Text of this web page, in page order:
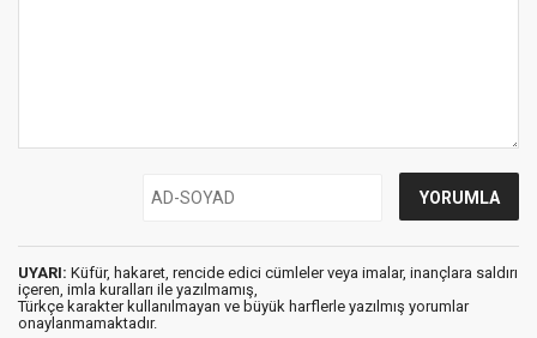
UYARI: Küfür, hakaret, rencide edici cümleler veya imalar, inançlara saldırı
içeren, imla kuralları ile yazılmamış,
Türkçe karakter kullanılmayan ve büyük harflerle yazılmış yorumlar
onaylanmamaktadır.